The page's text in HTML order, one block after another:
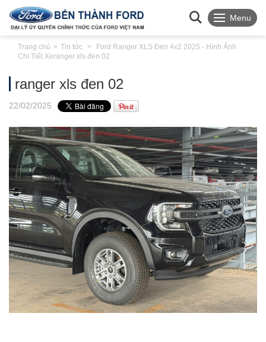
Menu
Trang chủ Tin tức
Ford Ranger XLS Đen 4x2 2025 - Hình Ảnh
Chi Tiết Xeranger xls đen 02
ranger xls đen 02
22/02/2025